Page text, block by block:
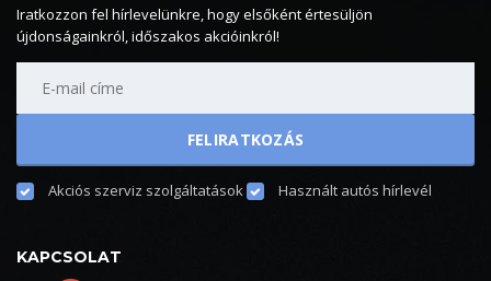
Iratkozzon fel hírlevelünkre, hogy elsőként értesüljön
újdonságainkról, időszakos akcióinkról!
Akciós szerviz szolgáltatások Használt autós hírlevél
KAPCSOLAT